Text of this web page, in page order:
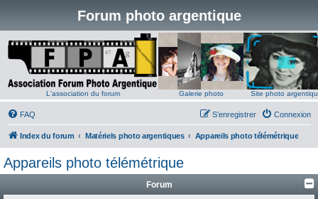
Forum photo argentique
L'association du forum Galerie photo Site photo
FAQ Connexion
S’enregistrer
Index du forum Matériels photo argentiques Appareils photo télémétrique
Appareils photo télémétrique
Forum